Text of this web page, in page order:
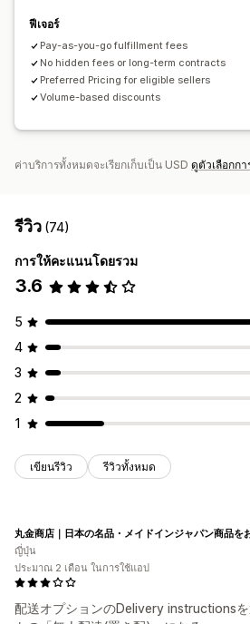
ฟีเจอร์
Pay-as-you-go fulfillment fees
No hidden fees or long-term contracts
Preferred Pricing for eligible sellers
Volume-based discounts
ค่าบริการทั้งหมดจะเรียกเก็บเป็น USD ดูตัวเลือกก
รีวิว (74)
การให้คะแนนโดยรวม
3.6
5
4
3
2
1
เขียนรีวิว รีวิวทั้งหมด
配送オプションのDelivery instructions
丸金商店｜日本の名品・メイドインジャパン商品を
ญี่ปุ่น
ประมาณ 2 เดือน ในการใช้แอป